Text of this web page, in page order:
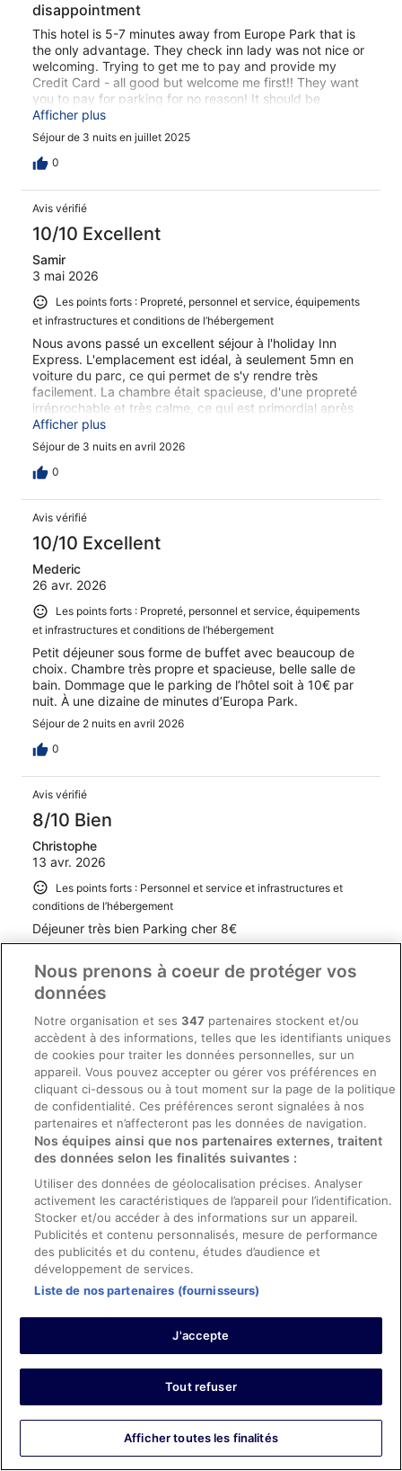
disappointment
This hotel is 5-7 minutes away from Europe Park that is
the only advantage. They check inn lady was not nice or
welcoming. Trying to get me to pay and provide my
Credit Card - all good but welcome me first!! They want
you to pay for parking for no reason! It should be
included in the high price - They have a big parking area
Infront of the hotel, they just added a sign and a gate to
charge. The rooms are small, and they don't clean them
unless you ask them to do so. We got a room that the
such in other HIG . The room has NO Refrigerator - no ice
to get only in the bar -and they try to charge you for
everything, The table in room is very small and the Wifi
was a little slow. Breakfast was fine had everything and
more The hotel is not in the standards of Holiday INN
express we slept all over Europe and the USA. They
should upgrade the rooms and showers and provide a
refrigerate in the room.
Afficher plus
Séjour de 3 nuits en juillet 2025
0
Avis vérifié
10/10 Excellent
Samir
3 mai 2026
Les points forts : Propreté, personnel et service, équipements
et infrastructures et conditions de l’hébergement
Nous avons passé un excellent séjour à l'holiday Inn
Express. L'emplacement est idéal, à seulement 5mn en
voiture du parc, ce qui permet de s'y rendre très
facilement. La chambre était spacieuse, d'une propreté
irréprochable et très calme, ce qui est primordial après
une longue journée de marche. Mention spéciale pour le
petit-déjeuner : un buffet varié avec des produits frais et
de qualité, parfait pour faire le plein d'énergie avant
d'affronter les montagnes russes ! Le personnel est
facilité nos échanges. Nous reviendrons sans hésiter lors
de notre prochaine visite à Rust !"
Afficher plus
Séjour de 3 nuits en avril 2026
0
Avis vérifié
10/10 Excellent
Mederic
26 avr. 2026
Les points forts : Propreté, personnel et service, équipements
et infrastructures et conditions de l’hébergement
Petit déjeuner sous forme de buffet avec beaucoup de
choix. Chambre très propre et spacieuse, belle salle de
bain. Dommage que le parking de l’hôtel soit à 10€ par
nuit. À une dizaine de minutes d’Europa Park.
Séjour de 2 nuits en avril 2026
0
Avis vérifié
8/10 Bien
Christophe
13 avr. 2026
Les points forts : Personnel et service et infrastructures et
conditions de l’hébergement
Déjeuner très bien Parking cher 8€
0
Avis vérifié
10/10 Excellent
Kevin
29 mars 2026
Les points forts : Propreté, personnel et service, équipements
et infrastructures et conditions de l’hébergement
Très bon hôtel proche du parc
Séjour de 2 nuits en mars 2026
0
Avis vérifié
10/10 Excellent
22 mars 2026
Les points forts : Propreté, personnel et service, infrastructures
Cet hôtel est excellent, le personnel est vraiment
la chambre il y a tout ce dont on a besoin dedans et elle
est extrêmement propre. Nous reviendrons et nous
aquatique Rulantica c’est un 10/10. (:
Afficher plus
Nous prenons à coeur de protéger vos
données
Notre organisation et ses347 partenaires stockent et/ou
accèdent à des informations, telles que les identifiants uniques
de cookies pour traiter les données personnelles, sur un
appareil. Vous pouvez accepter ou gérer vos préférences en
cliquant ci-dessous ou à tout moment sur la page de la politique
de confidentialité. Ces préférences seront signalées à nos
partenaires et n’affecteront pas les données de navigation.
Nos équipes ainsi que nos partenaires externes, traitent
des données selon les finalités suivantes :
Utiliser des données de géolocalisation précises. Analyser
activement les caractéristiques de l’appareil pour l’identification.
Stocker et/ou accéder à des informations sur un appareil.
Publicités et contenu personnalisés, mesure de performance
des publicités et du contenu, études d’audience et
développement de services.
Liste de nos partenaires (fournisseurs)
J'accepte
Tout refuser
Afficher toutes les finalités